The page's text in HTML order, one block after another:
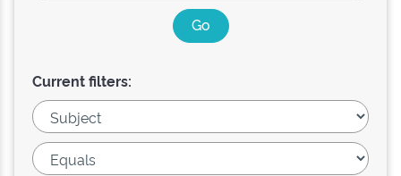
Current filters: